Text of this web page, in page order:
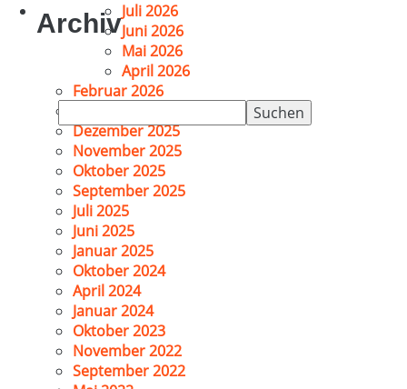
Suchen
nach:
ArchivJuli 2026
Juni 2026
Mai 2026
April 2026
Februar 2026
Dezember 2025
November 2025
Oktober 2025
September 2025
Juli 2025
Juni 2025
Januar 2025
Oktober 2024
April 2024
Januar 2024
Oktober 2023
November 2022
September 2022